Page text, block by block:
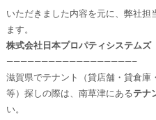
いただきました内容を元に、弊社担
ます。
株式会社日本プロパティシステムズ
——————————————————–
滋賀県でテナント（貸店舗・貸倉
等）探しの際は、南草津にあるテナ
い。